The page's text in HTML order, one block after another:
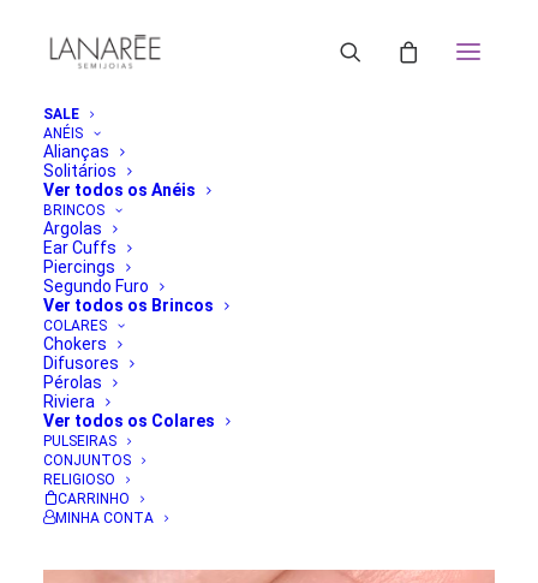
SALE
ANÉIS
Alianças
Solitários
Ver todos os Anéis
BRINCOS
Argolas
Ear Cuffs
Piercings
Segundo Furo
Ver todos os Brincos
COLARES
Chokers
Difusores
Pérolas
Riviera
Ver todos os Colares
PULSEIRAS
CONJUNTOS
RELIGIOSO
CARRINHO
MINHA CONTA